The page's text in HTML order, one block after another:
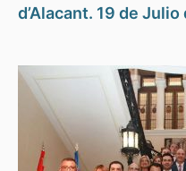
d’Alacant. 19 de Julio